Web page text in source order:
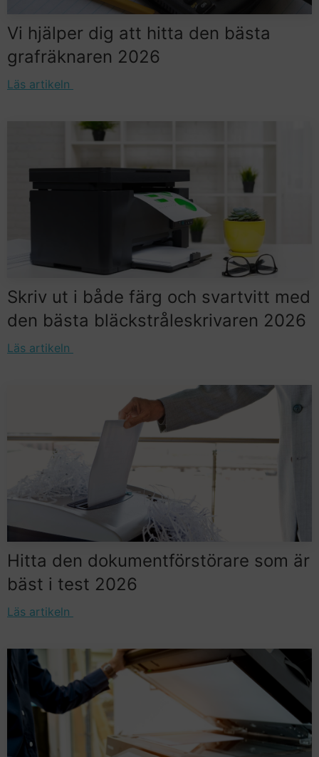
Vi hjälper dig att hitta den bästa
grafräknaren 2026
Läs artikeln
Skriv ut i både färg och svartvitt med
den bästa bläckstråleskrivaren 2026
Läs artikeln
Hitta den dokumentförstörare som är
bäst i test 2026
Läs artikeln